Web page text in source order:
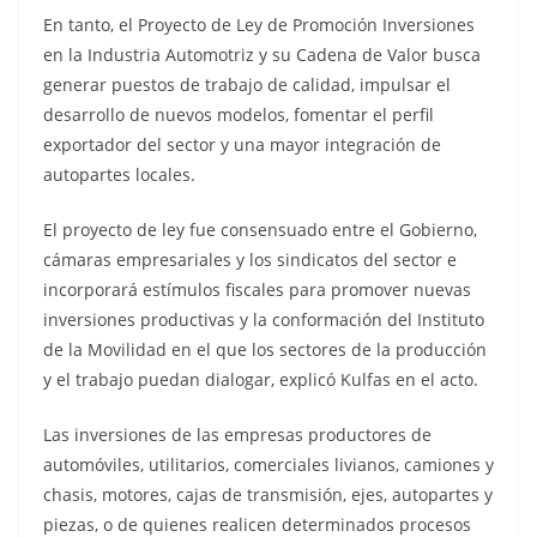
En tanto, el Proyecto de Ley de Promoción Inversiones
en la Industria Automotriz y su Cadena de Valor busca
generar puestos de trabajo de calidad, impulsar el
desarrollo de nuevos modelos, fomentar el perfil
exportador del sector y una mayor integración de
autopartes locales.
El proyecto de ley fue consensuado entre el Gobierno,
cámaras empresariales y los sindicatos del sector e
incorporará estímulos fiscales para promover nuevas
inversiones productivas y la conformación del Instituto
de la Movilidad en el que los sectores de la producción
y el trabajo puedan dialogar, explicó Kulfas en el acto.
Las inversiones de las empresas productores de
automóviles, utilitarios, comerciales livianos, camiones y
chasis, motores, cajas de transmisión, ejes, autopartes y
piezas, o de quienes realicen determinados procesos